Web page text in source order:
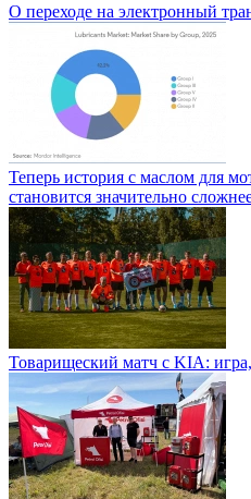
О переходе на электронный
Теперь история с маслом для
становится значительно
Товарищеский матч с KIA: игра,